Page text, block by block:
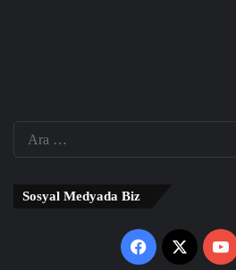
Sosyal Medyada Biz
Facebook
X